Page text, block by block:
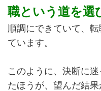
職という道を選
順調にできていて、
ています。
このように、決断に
たほうが、望んだ結果